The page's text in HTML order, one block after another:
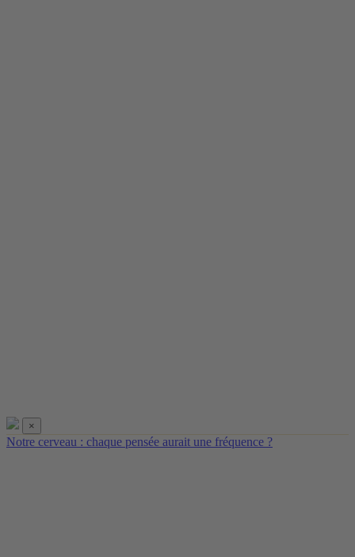
×
Notre cerveau : chaque pensée aurait une fréquence ?